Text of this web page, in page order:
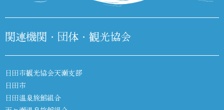
関連機関・団体・観光協会
日田市観光協会天瀬支部
日田市
日田温泉旅館組合